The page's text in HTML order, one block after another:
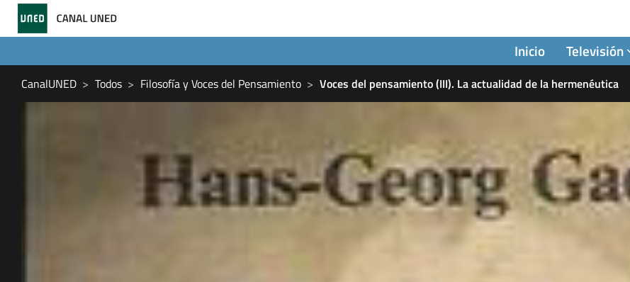
Inicio Televisión
CanalUNED Todos Filosofía y Voces del Pensamiento Voces del pensamiento (III). La actualidad de la hermenéutica